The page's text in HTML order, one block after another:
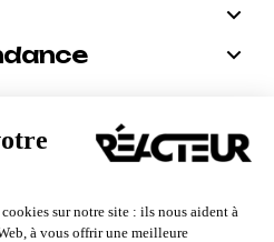
sur tous nos
pour vous garantir la meilleure